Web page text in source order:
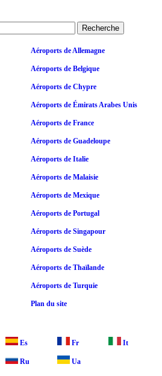
Aéroports de Allemagne
Aéroports de Belgique
Aéroports de Chypre
Aéroports de Émirats Arabes Unis
Aéroports de France
Aéroports de Guadeloupe
Aéroports de Italie
Aéroports de Malaisie
Aéroports de Mexique
Aéroports de Portugal
Aéroports de Singapour
Aéroports de Suède
Aéroports de Thaïlande
Aéroports de Turquie
Plan du site
Es Fr It
Ru Ua